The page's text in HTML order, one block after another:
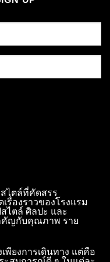
ไตล์ที่คัดสรร
รื่องราวของโรงแรม
ไตล์ ศิลปะ และ
คัญกับคุณภาพ ราย
เพียงการเดินทาง แต่คือ